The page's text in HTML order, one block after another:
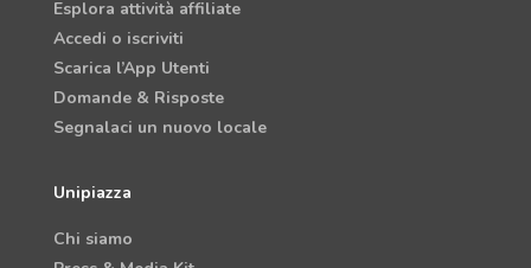
Esplora attività affiliate
Accedi o iscriviti
Scarica l’App Utenti
Domande & Risposte
Segnalaci un nuovo locale
Unipiazza
Chi siamo